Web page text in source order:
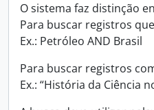
O sistema faz distinção
Para buscar registros
Ex.: Petróleo AND Brasil
Para buscar registros
Ex.: “História da Ciência